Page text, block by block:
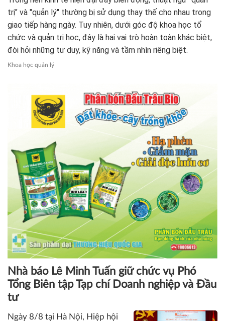
Nhà Quản trị và Nhà Quản lý
dưới góc độ khoa học tổ chức
và quản trị học
Trong nền kinh tế hiện đại đầy biến động, thuật ngữ "quản
giao tiếp hàng ngày. Tuy nhiên, dưới góc độ khoa học tổ
chức và quản trị học, đây là hai vai trò hoàn toàn khác biệt,
đòi hỏi những tư duy, kỹ năng và tầm nhìn riêng biệt.